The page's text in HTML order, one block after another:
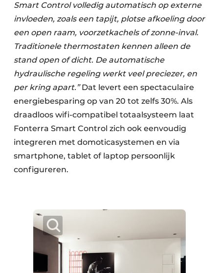
Smart Control volledig automatisch op externe
invloeden, zoals een tapijt, plotse afkoeling door
een open raam, voorzetkachels of zonne-inval.
Traditionele thermostaten kennen alleen de
stand open of dicht. De automatische
hydraulische regeling werkt veel preciezer, en
per kring apart.”Dat levert een spectaculaire
energiebesparing op van 20 tot zelfs 30%. Als
draadloos wifi-compatibel totaalsysteem laat
Fonterra Smart Control zich ook eenvoudig
integreren met domoticasystemen en via
smartphone, tablet of laptop persoonlijk
configureren.